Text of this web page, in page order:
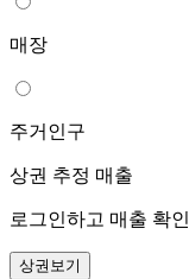
매장
주거인구
상권 추정 매출
로그인하고 매출 확인
상권보기